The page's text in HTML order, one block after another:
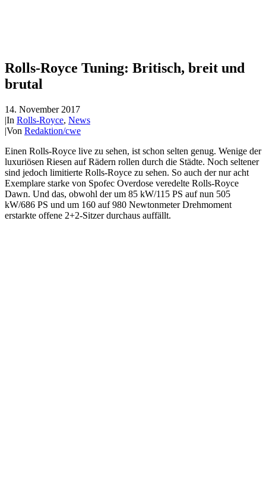
Rolls-Royce Tuning: Britisch, breit und
brutal
14. November 2017
|In Rolls-Royce, News
|Von Redaktion/cwe
Einen Rolls-Royce live zu sehen, ist schon selten genug. Wenige der
luxuriösen Riesen auf Rädern rollen durch die Städte. Noch seltener
sind jedoch limitierte Rolls-Royce zu sehen. So auch der nur acht
Exemplare starke von Spofec Overdose veredelte Rolls-Royce
Dawn. Und das, obwohl der um 85 kW/115 PS auf nun 505
kW/686 PS und um 160 auf 980 Newtonmeter Drehmoment
erstarkte offene 2+2-Sitzer durchaus auffällt.